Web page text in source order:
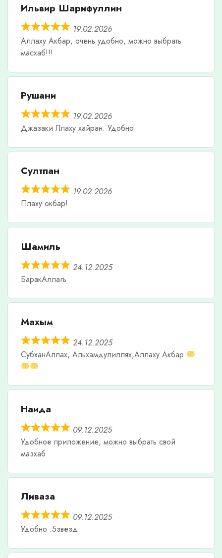
Ильвир Шарифуллин
19.02.2026
Аллаху Акбар, очень удобно, можно выбрать
масхаб!!!
Рушани
19.02.2026
Джазаки Ллаху хайран. Удобно.
Султпан
19.02.2026
Плаху окбар!
Шамиль
24.12.2025
БаракАллагь
Махым
24.12.2025
СубханАллах, Альхамдулиллях,Аллаху Акбар
Наида
09.12.2025
Удобное приложение, можно выбрать свой
мазхаб
Ливаза
09.12.2025
Удобно .5звезд